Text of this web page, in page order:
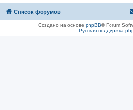
Список форумов
Создано на основе phpBB® Forum
Русская поддержка